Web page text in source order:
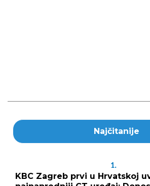
Najčitanije
1.
KBC Zagreb prvi u Hrvatskoj